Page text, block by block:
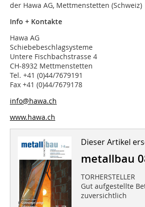
der Hawa AG, Mettmenstetten (Schweiz)
Info + Kontakte
Hawa AG
Schiebebeschlagsysteme
Untere Fischbachstrasse 4
CH-8932 Mettmenstetten
Tel. +41 (0)44/7679191
Fax +41 (0)44/7679178
info@hawa.ch
www.hawa.ch
Dieser Artikel
metallbau
TORHERSTELLER
Gut aufgestellte
zuversichtlich